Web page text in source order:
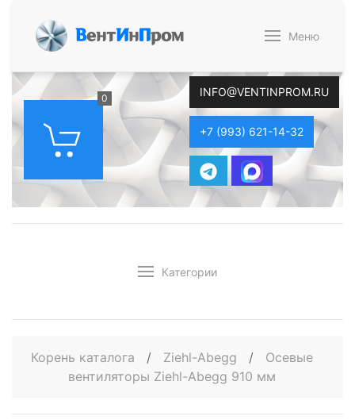
ВентИнПром Меню
0 INFO@VENTINPROM.RU
+7 (993) 621-14-32
Категории
Корень каталога / Ziehl-Abegg /
Осевые
вентиляторы Ziehl-Abegg 910 мм